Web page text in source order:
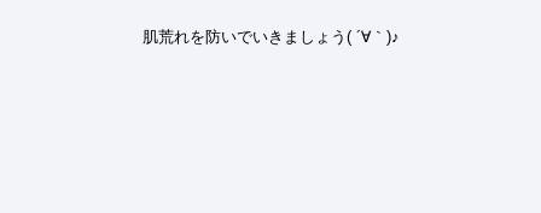
肌荒れを防いでいきましょう ( ´∀｀)♪